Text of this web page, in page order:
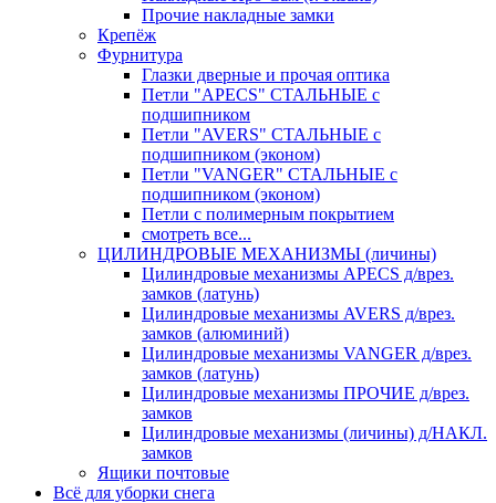
Прочие накладные замки
Крепёж
Фурнитура
Глазки дверные и прочая оптика
Петли "APECS" СТАЛЬНЫЕ с
подшипником
Петли "AVERS" СТАЛЬНЫЕ с
подшипником (эконом)
Петли "VANGER" СТАЛЬНЫЕ с
подшипником (эконом)
Петли с полимерным покрытием
смотреть все...
ЦИЛИНДРОВЫЕ МЕХАНИЗМЫ (личины)
Цилиндровые механизмы APECS д/врез.
замков (латунь)
Цилиндровые механизмы AVERS д/врез.
замков (алюминий)
Цилиндровые механизмы VANGER д/врез.
замков (латунь)
Цилиндровые механизмы ПРОЧИЕ д/врез.
замков
Цилиндровые механизмы (личины) д/НАКЛ.
замков
Ящики почтовые
Всё для уборки снега